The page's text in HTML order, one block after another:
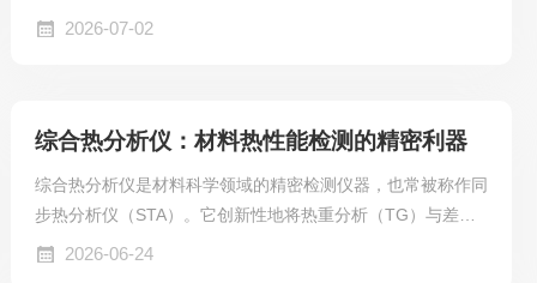
跃加热的圆盘形热源产生的瞬态温度响应。利用热阻性材料做
2026-07-02
综合热分析仪：材料热性能检测的精密利器
综合热分析仪是材料科学领域的精密检测仪器，也常被称作同
步热分析仪（STA）。它创新性地将热重分析（TG）与差示
扫描量热（DSC）技术融为一体，可在单次实验中同步获取
2026-06-24